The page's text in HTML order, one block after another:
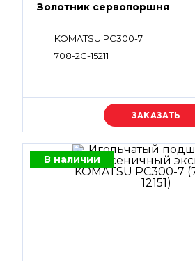
Золотник сервопоршня
KOMATSU PC300-7
708-2G-15211
Уточняйте цену
В наличии